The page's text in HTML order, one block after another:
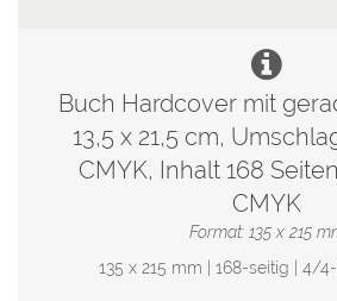
Buch Hardcover mit
13,5 x 21,5 cm,
CMYK, Inhalt 168
CMYK
Format: 135 x 215
135 x 215 mm | 168-seitig | 4/